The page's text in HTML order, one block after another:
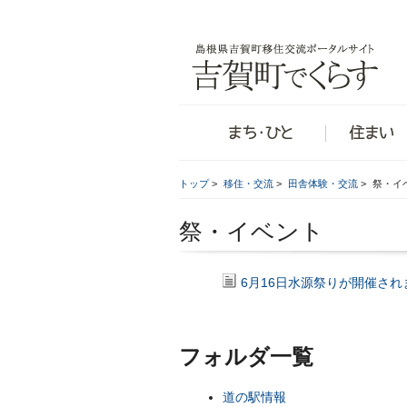
トップ> 移住・交流 > 田舎体験・交流 > 祭・イ
祭・イベント
6月16日水源祭りが開催され
フォルダ一覧
道の駅情報